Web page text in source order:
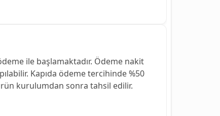
ile başlamaktadır. Ödeme nakit
Kapıda ödeme tercihinde %50
kurulumdan sonra tahsil edilir.